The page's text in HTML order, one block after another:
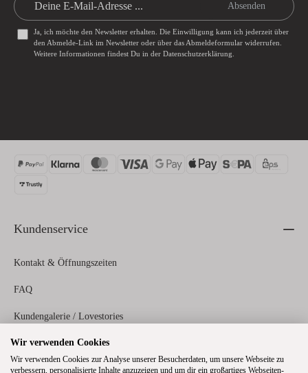
Absenden
Ja, ich möchte den Newsletter erhalten. Die Einwilligung kann ich jederzeit über
den Abmelde-Link im Newsletter oder über das Abmeldeformularwiderrufen.
Weitere Informationen findest Du in der Datenschutzerklärung
Kundenservice
Kontakt & Öffnungszeiten
FAQ
Kundengalerie / Lovestories
Zahlungs- und Versandinformationen
Wir verwenden Cookies
Wir verwenden Cookies zur Analyse unserer Besucherdaten, um unsere Webseite zu
verbessern, personalisierte Inhalte anzuzeigen und um dir ein großartiges Webseiten-